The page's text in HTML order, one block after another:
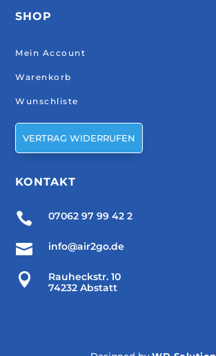
SHOP
Mein Account
Warenkorb
Wunschliste
VERTRAG WIDERRUFEN
KONTAKT
 07062 97 99 42 2
 info@air2go.de

Rauheckstr. 10
74232 Abstatt